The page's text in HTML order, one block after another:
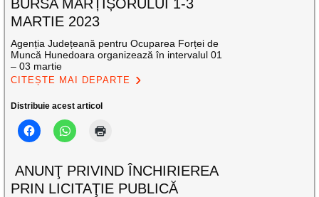
BURSA MĂRȚIȘORULUI 1-3
MARTIE 2023
Agenția Județeană pentru Ocuparea Forței de
Muncă Hunedoara organizează în intervalul 01
– 03 martie
CITEȘTE MAI DEPARTE
Distribuie acest articol
ANUNŢ PRIVIND ÎNCHIRIEREA
PRIN LICITAŢIE PUBLICĂ